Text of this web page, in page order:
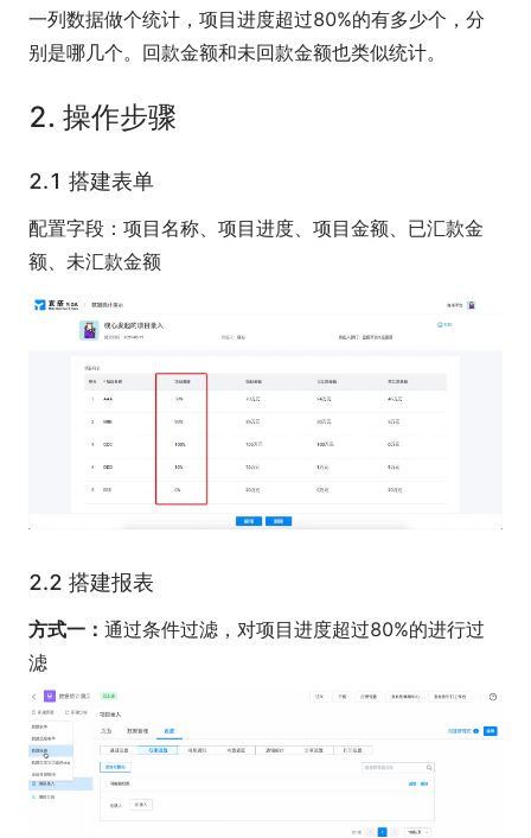
一列数据做个统计，项目进度超过80%的有多少个，分
别是哪几个。回款金额和未回款金额也类似统计。
2. 操作步骤
2.1 搭建表单
配置字段：项目名称、项目进度、项目金额、已汇款金
额、未汇款金额
2.2 搭建报表
方式一： 通过条件过滤，对项目进度超过80%的进行过
滤